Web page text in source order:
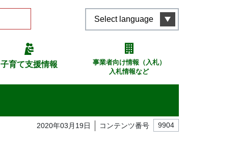
Select language
子育て支援情報
事業者向け情報（入札）
入札情報など
2020年03月19日 コンテンツ番号 9904